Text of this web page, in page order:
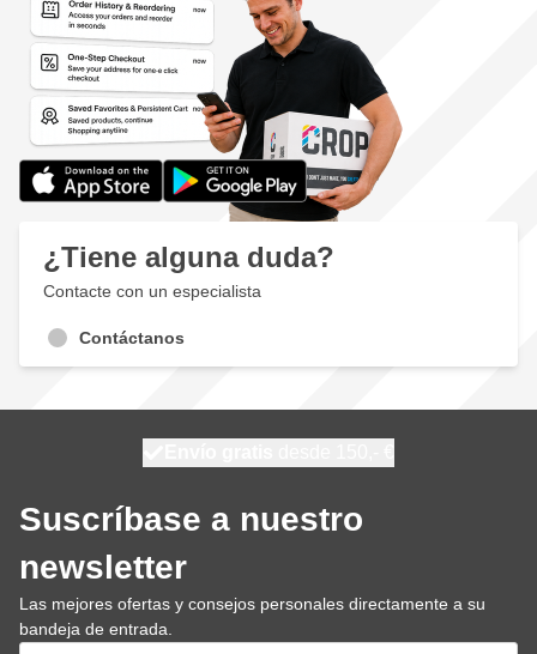
¿Tiene alguna duda?
Contacte con un especialista
Contáctanos
Suscríbase a nuestro
newsletter
Las mejores ofertas y consejos personales directamente a su
bandeja de entrada.